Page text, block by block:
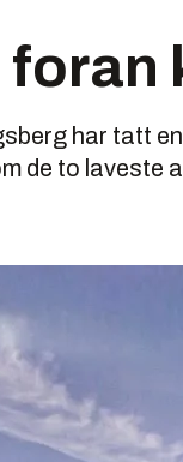
foran
har tatt
de to laveste